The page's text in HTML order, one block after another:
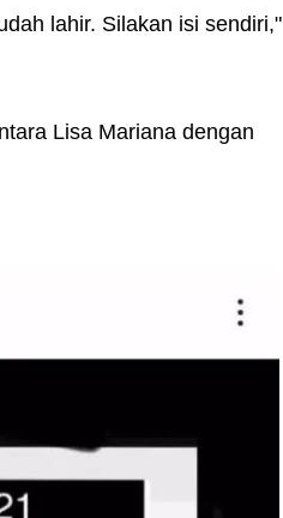
lahir. Silakan isi sendiri,"
Lisa Mariana dengan